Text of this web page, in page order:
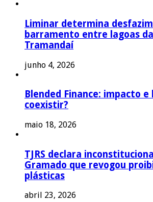
Liminar determina
barramento entre lagoas
Tramandaí
junho 4, 2026
Blended Finance: impacto e
coexistir?
maio 18, 2026
TJRS declara
Gramado que revogou
plásticas
abril 23, 2026